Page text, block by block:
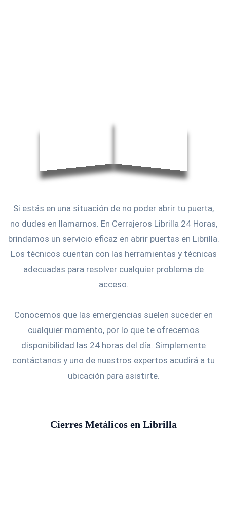
Si estás en una situación de no poder abrir tu puerta,
no dudes en llamarnos. En Cerrajeros Librilla 24 Horas,
brindamos un servicio eficaz en abrir puertas en Librilla.
Los técnicos cuentan con las herramientas y técnicas
adecuadas para resolver cualquier problema de
acceso.
Conocemos que las emergencias suelen suceder en
cualquier momento, por lo que te ofrecemos
disponibilidad las 24 horas del día. Simplemente
contáctanos y uno de nuestros expertos acudirá a tu
ubicación para asistirte.
Cierres Metálicos en Librilla